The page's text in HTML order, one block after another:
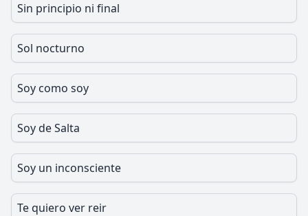
Sin principio ni final
Sol nocturno
Soy como soy
Soy de Salta
Soy un inconsciente
Te quiero ver reir